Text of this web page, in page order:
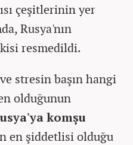
çeşitlerinin yer
Rusya'nın
resmedildi.
stresin başın hangi
olduğunun
komşu
en şiddetlisi olduğu